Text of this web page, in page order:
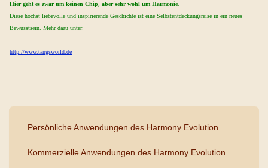
Hier geht es zwar um keinen Chip, aber sehr wohl um Harmonie.
Diese höchst liebevolle und inspirierende Geschichte ist eine Selbstentdeckungsreise in ein neues
Bewusstsein. Mehr dazu unter:
http://www.tangsworld.de
Persönliche Anwendungen des Harmony Evolution
Kommerzielle Anwendungen des Harmony Evolution